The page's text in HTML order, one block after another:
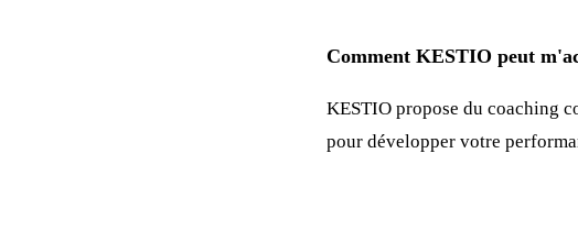
Comment KESTIO peut
KESTIO propose du coaching
pour développer votre